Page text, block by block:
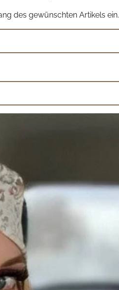
des gewünschten Artikels ein.